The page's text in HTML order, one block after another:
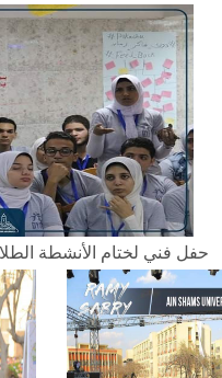
حفل فني لختام الأنشطة الطلابية